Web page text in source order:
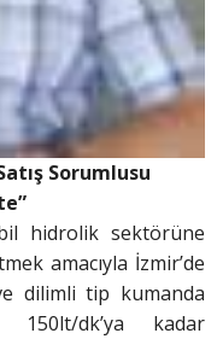
Sorumlusu
hidrolik sektörüne
amacıyla İzmir’de
dilimli tip kumanda
150lt/dk’ya kadar